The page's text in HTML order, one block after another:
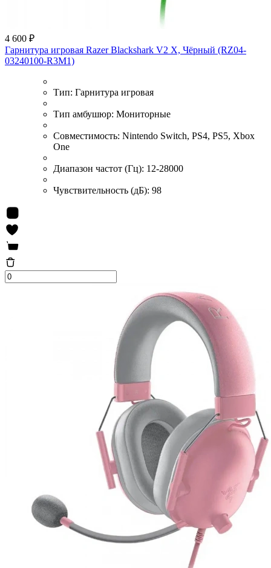
4 600 ₽
Гарнитура игровая Razer Blackshark V2 X, Чёрный (RZ04-
03240100-R3M1)
Тип: Гарнитура игровая
Тип амбушюр: Мониторные
Совместимость: Nintendo Switch, PS4, PS5, Xbox
One
Диапазон частот (Гц): 12-28000
Чувствительность (дБ): 98